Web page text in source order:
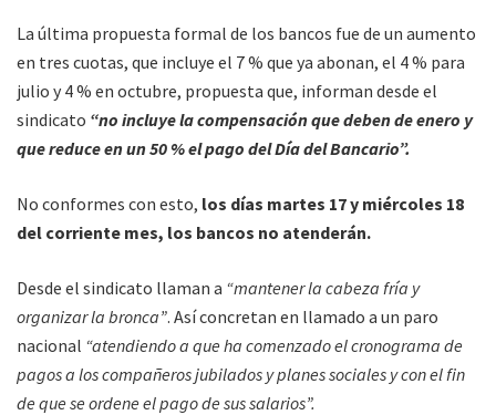
La última propuesta formal de los bancos fue de un aumento
en tres cuotas, que incluye el 7 % que ya abonan, el 4 % para
julio y 4 % en octubre, propuesta que, informan desde el
sindicato “no incluye la compensación que deben de enero y
que reduce en un 50 % el pago del Día del Bancario”.
No conformes con esto, los días martes 17 y miércoles 18
del corriente mes, los bancos no atenderán.
Desde el sindicato llaman a “mantener la cabeza fría y
organizar la bronca”. Así concretan en llamado a un paro
nacional “atendiendo a que ha comenzado el cronograma de
pagos a los compañeros jubilados y planes sociales y con el fin
de que se ordene el pago de sus salarios”.